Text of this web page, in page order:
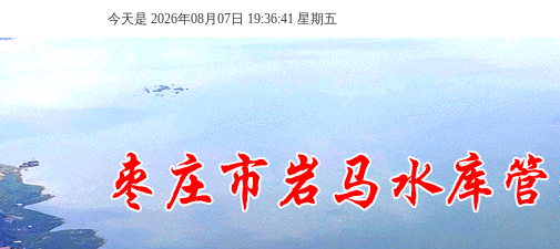
今天是 2026年08月07日 19:36:41 星期五